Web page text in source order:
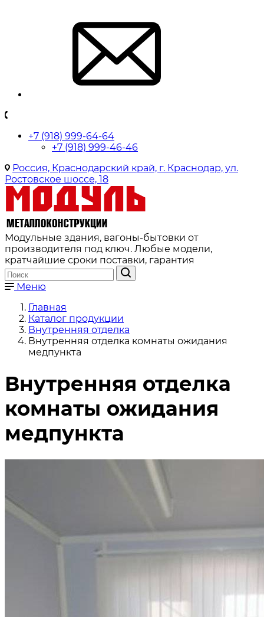
+7 (918) 999-64-64
+7 (918) 999-46-46
Россия, Краснодарский край, г. Краснодар, ул.
Ростовское шоссе, 18
Модульные здания, вагоны-бытовки от
производителя под ключ. Любые модели,
кратчайшие сроки поставки, гарантия
Меню
Главная
Каталог продукции
Внутренняя отделка
Внутренняя отделка комнаты ожидания
медпункта
Внутренняя отделка
комнаты ожидания
медпункта